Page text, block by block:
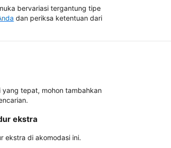
bervariasi tergantung tipe
dan periksa ketentuan dari
tepat, mohon tambahkan
ekstra
ekstra di akomodasi ini.